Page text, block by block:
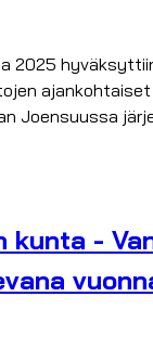
2025
Joensuussa
kunta -